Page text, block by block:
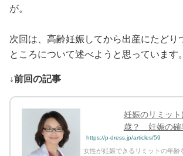
が。
次回は、高齢妊娠してから出産にたどり
ところについて述べようと思っています。
↓前回の記事
妊娠のリミッ
歳？ 妊娠の確
https://p-dress.jp/articles/59
女性が妊娠できるリミットの年齢